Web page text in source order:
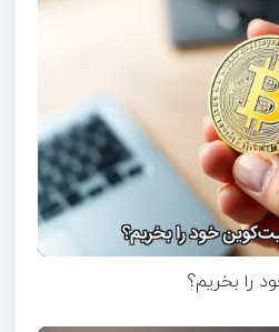
را بخریم؟